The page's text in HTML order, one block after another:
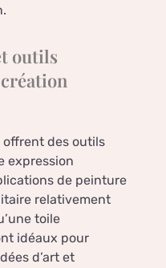
outils
offrent des outils
expression
de peinture
relativement
toile
idéaux pour
d’art et